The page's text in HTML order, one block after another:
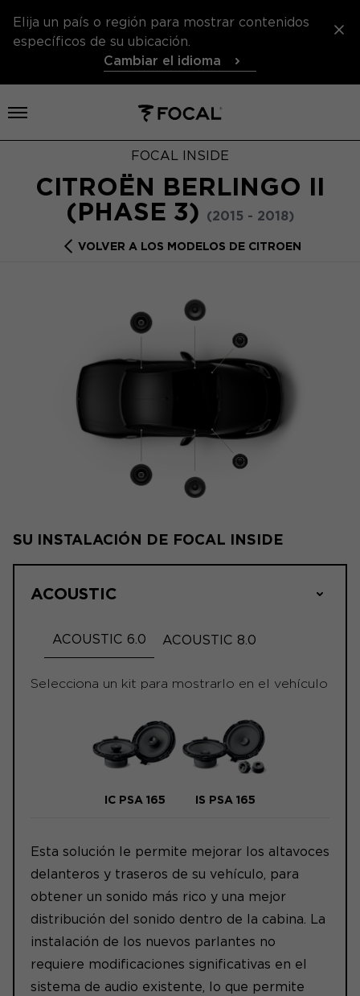
Elija un país o región para mostrar contenidos
específicos de su ubicación.
Cambiar el idioma
Abrir el menú
FOCAL INSIDE
CITROËN BERLINGO II
(PHASE 3) (2015 - 2018)
VOLVER A LOS MODELOS DE CITROEN
SU INSTALACIÓN DE FOCAL INSIDE
ACOUSTIC
ACOUSTIC 6.0 ACOUSTIC 8.0
Selecciona un kit para mostrarlo en el vehículo
IC PSA 165 IS PSA 165
Esta solución le permite mejorar los altavoces
delanteros y traseros de su vehículo, para
obtener un sonido más rico y una mejor
distribución del sonido dentro de la cabina. La
instalación de los nuevos parlantes no
requiere modificaciones significativas en el
sistema de audio existente, lo que permite